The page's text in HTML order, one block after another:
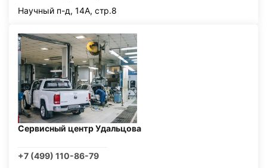
Научный п-д, 14А, стр.8
Сервисный центр Удальцова
+7 (499) 110-86-79